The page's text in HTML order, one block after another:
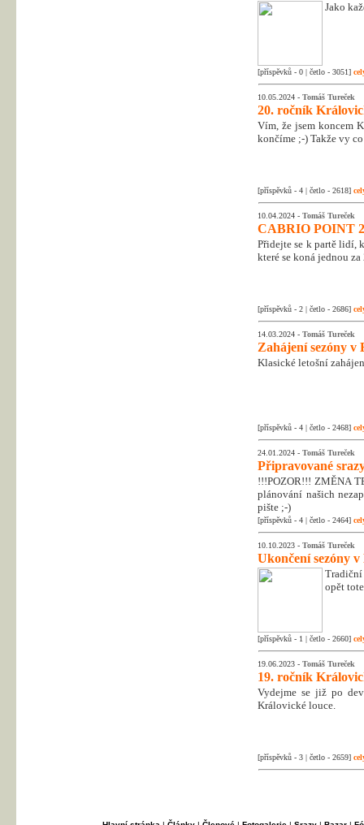
Jako
[příspěvků - 0 | četlo - 3051]
10.05.2024 - Tomáš Tureček
20. ročník
Vím, že jsem koncem
končíme ;-) Takže vy
[příspěvků - 4 | četlo - 2618]
10.04.2024 - Tomáš Tureček
CABRIO POINT
Přidejte se k partě lidí,
které se koná jednou
[příspěvků - 2 | četlo - 2686]
14.03.2024 - Tomáš Tureček
Zahájení sezóny v
Klasické letošní
[příspěvků - 4 | četlo - 2468]
24.01.2024 - Tomáš Tureček
Připravované
!!!POZOR!!! ZMĚNA
plánování našich
pište ;-)
[příspěvků - 4 | četlo - 2464]
10.10.2023 - Tomáš Tureček
Ukončení sezóny v
opět
[příspěvků - 1 | četlo - 2660]
19.06.2023 - Tomáš Tureček
19. ročník
Vydejme se již po
Královické louce.
[příspěvků - 3 | četlo - 2659]